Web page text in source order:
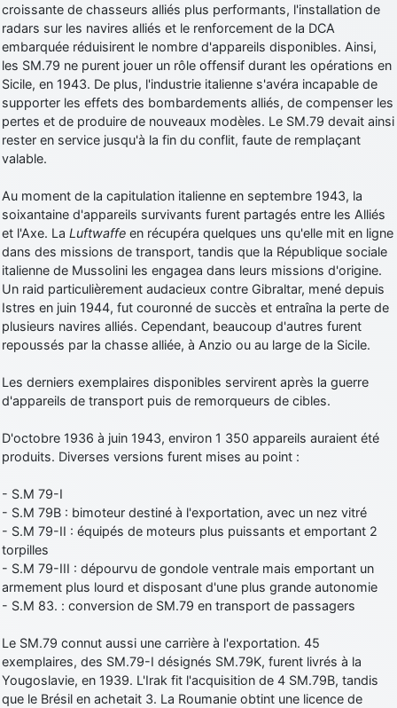
croissante de chasseurs alliés plus performants, l'installation de
radars sur les navires alliés et le renforcement de la DCA
embarquée réduisirent le nombre d'appareils disponibles. Ainsi,
les SM.79 ne purent jouer un rôle offensif durant les opérations en
Sicile, en 1943. De plus, l'industrie italienne s'avéra incapable de
supporter les effets des bombardements alliés, de compenser les
pertes et de produire de nouveaux modèles. Le SM.79 devait ainsi
rester en service jusqu'à la fin du conflit, faute de remplaçant
valable.
Au moment de la capitulation italienne en septembre 1943, la
soixantaine d'appareils survivants furent partagés entre les Alliés
et l'Axe. La Luftwaffe en récupéra quelques uns qu'elle mit en ligne
dans des missions de transport, tandis que la République sociale
italienne de Mussolini les engagea dans leurs missions d'origine.
Un raid particulièrement audacieux contre Gibraltar, mené depuis
Istres en juin 1944, fut couronné de succès et entraîna la perte de
plusieurs navires alliés. Cependant, beaucoup d'autres furent
repoussés par la chasse alliée, à Anzio ou au large de la Sicile.
Les derniers exemplaires disponibles servirent après la guerre
d'appareils de transport puis de remorqueurs de cibles.
D'octobre 1936 à juin 1943, environ 1 350 appareils auraient été
produits. Diverses versions furent mises au point :
- S.M 79-I
- S.M 79B : bimoteur destiné à l'exportation, avec un nez vitré
- S.M 79-II : équipés de moteurs plus puissants et emportant 2
torpilles
- S.M 79-III : dépourvu de gondole ventrale mais emportant un
armement plus lourd et disposant d'une plus grande autonomie
- S.M 83. : conversion de SM.79 en transport de passagers
Le SM.79 connut aussi une carrière à l'exportation. 45
exemplaires, des SM.79-I désignés SM.79K, furent livrés à la
Yougoslavie, en 1939. L'Irak fit l'acquisition de 4 SM.79B, tandis
que le Brésil en achetait 3. La Roumanie obtint une licence de